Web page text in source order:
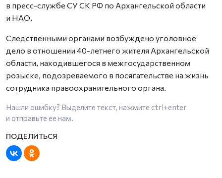
в пресс-службе СУ СК РФ по Архангельской области
и НАО,
Следственными органами возбуждено уголовное
дело в отношении 40-летнего жителя Архангельской
области, находившегося в межгосударственном
розыске, подозреваемого в посягательстве на жизнь
сотрудника правоохранительного органа.
Нашли ошибку? Выделите текст, нажмите ctrl+enter
и отправьте ее нам.